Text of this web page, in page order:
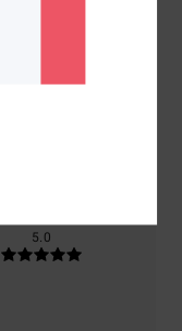
ce produit
5.0